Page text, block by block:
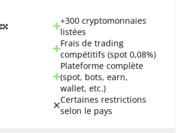
+300 cryptomonnaies
listées
Frais de trading
compétitifs (spot 0,08%)
Plateforme complète
(spot, bots, earn,
wallet, etc.)
Certaines restrictions
selon le pays